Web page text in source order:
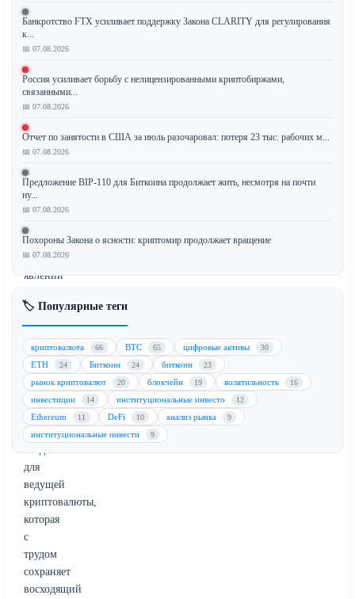
Биткоин
(BTC)
опустился
ниже
в
$60
000,
что
сигнализирует
о
возможном
редком
явлении
двух
последовательных
квартальных
потерях.
Это
падение
знаменует
значительный
для
ведущей
криптовалюты,
которая
с
трудом
сохраняет
восходящий
Банкротство FTX усиливает поддержку Закона CLARITY для регулирования
к...
📅 07.08.2026
Россия усиливает борьбу с нелицензированными криптобиржами,
связанными...
📅 07.08.2026
Отчет по занятости в США за июль разочаровал: потеря 23 тыс. рабочих м...
📅 07.08.2026
Предложение BIP-110 для Биткоина продолжает жить, несмотря на почти
ну...
📅 07.08.2026
Похороны Закона о ясности: криптомир продолжает вращение
📅 07.08.2026
🏷️ Популярные теги
криптовалюта 66 BTC 65 цифровые активы 30
ETH 24 Биткоин 24 биткоин 23
рынок криптовалют 20 блокчейн 19 волатильность 16
инвестиции 14 институциональные инвесто 12
Ethereum 11 DeFi 10 анализ рынка 9
институциональные инвести 9